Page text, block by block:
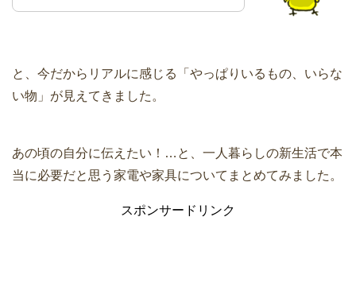
と、今だからリアルに感じる「やっぱりいるもの、いらな
い物」が見えてきました。
あの頃の自分に伝えたい！…と、一人暮らしの新生活で本
当に必要だと思う家電や家具についてまとめてみました。
スポンサードリンク